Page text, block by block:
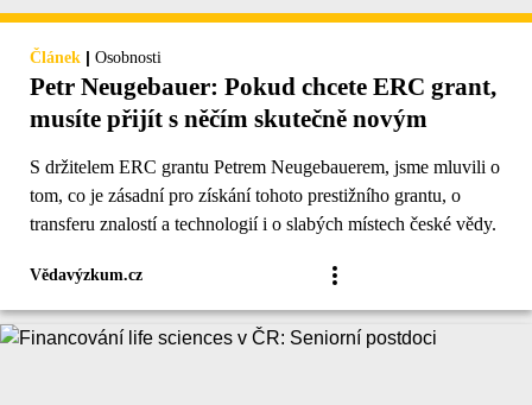
Článek | Osobnosti
Petr Neugebauer: Pokud chcete ERC grant,
musíte přijít s něčím skutečně novým
S držitelem ERC grantu Petrem Neugebauerem, jsme mluvili o
tom, co je zásadní pro získání tohoto prestižního grantu, o
transferu znalostí a technologií i o slabých místech české vědy.
Vědavýzkum.cz